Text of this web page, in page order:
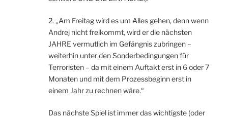
2. „Am Freitag wird es um Alles gehen, denn wenn
Andrej nicht freikommt, wird er die nächsten
JAHRE vermutlich im Gefängnis zubringen –
weiterhin unter den Sonderbedingungen für
Terroristen – da mit einem Auftakt erst in 6 oder 7
Monaten und mit dem Prozessbeginn erst in
einem Jahr zu rechnen wäre.“
Das nächste Spiel ist immer das wichtigste (oder